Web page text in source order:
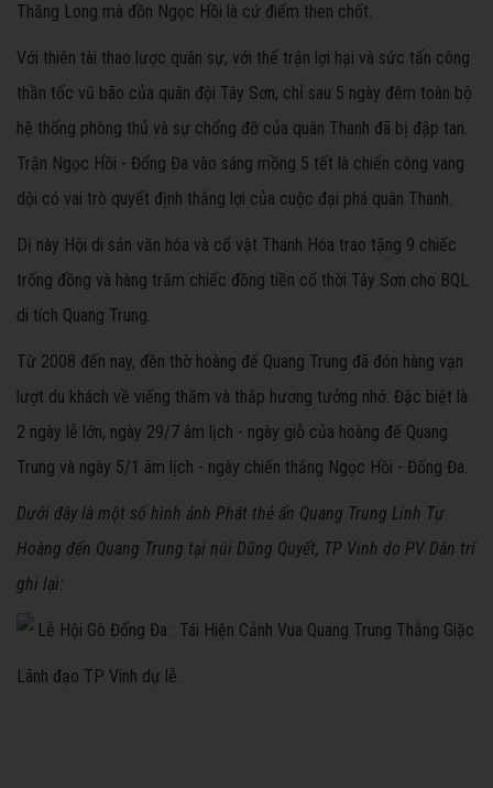
Thăng Long mà đồn Ngọc Hồi là cứ điểm then chốt.
Với thiên tài thao lược quân sự, với thế trận lợi hại và sức tấn công
thần tốc vũ bão của quân đội Tây Sơn, chỉ sau 5 ngày đêm toàn bộ
hệ thống phòng thủ và sự chống đỡ của quân Thanh đã bị đập tan.
Trận Ngọc Hồi - Đống Đa vào sáng mồng 5 tết là chiến công vang
dội có vai trò quyết định thắng lợi của cuộc đại phá quân Thanh.
Dị này Hội di sản văn hóa và cổ vật Thanh Hóa trao tặng 9 chiếc
trống đồng và hàng trăm chiếc đồng tiền cổ thời Tây Sơn cho BQL
di tích Quang Trung.
Từ 2008 đến nay, đền thờ hoàng đế Quang Trung đã đón hàng vạn
lượt du khách về viếng thăm và thắp hương tưởng nhớ. Đặc biệt là
2 ngày lễ lớn, ngày 29/7 âm lịch - ngày giỗ của hoàng đế Quang
Trung và ngày 5/1 âm lịch - ngày chiến thắng Ngọc Hồi - Đống Đa.
Dưới đây là một số hình ảnh Phát thẻ ấn Quang Trung Linh Tự
Hoàng đến Quang Trung tại núi Dũng Quyết, TP Vinh do PV Dân trí
ghi lại:
Lãnh đạo TP Vinh dự lễ.